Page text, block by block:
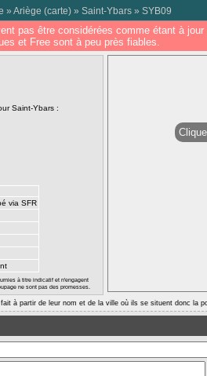
» Ariège (carte) » Saint-Ybars » SYB09
pas être considérées comme étant à
et Free sont à peu près fiables.
Saint-Ybars :
via SFR
à titre indicatif et n'engagent
ne sont pas des promesses.
à partir de leur nom et de la ville où ils se situent donc la